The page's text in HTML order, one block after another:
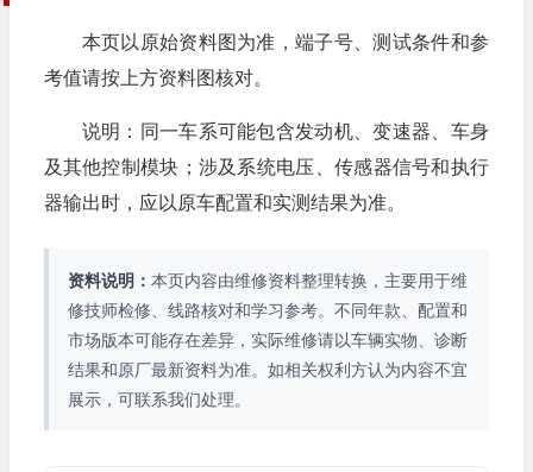
本页以原始资料图为准，端子号、测试条件和参
考值请按上方资料图核对。
说明：同一车系可能包含发动机、变速器、车身
及其他控制模块；涉及系统电压、传感器信号和执行
器输出时，应以原车配置和实测结果为准。
资料说明： 本页内容由维修资料整理转换，主要用于维
修技师检修、线路核对和学习参考。不同年款、配置和
市场版本可能存在差异，实际维修请以车辆实物、诊断
结果和原厂最新资料为准。如相关权利方认为内容不宜
展示，可联系我们处理。